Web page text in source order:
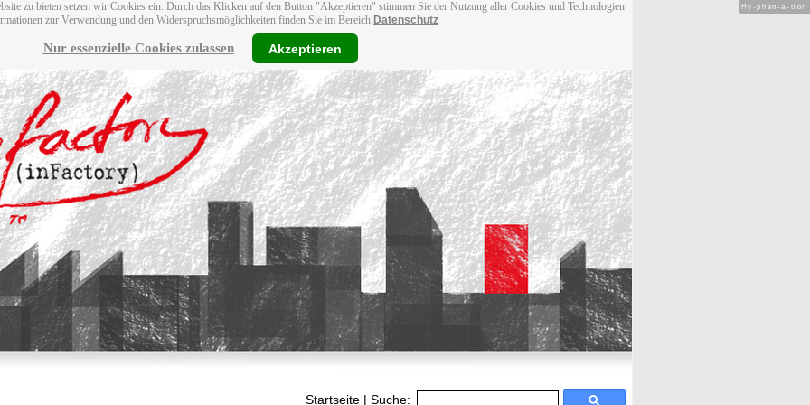
zu bieten setzen wir Cookies ein. Durch das Klicken auf den Button "Akzeptieren" stimmen Sie der Nutzung aller Cookies und Technologien
zur Verwendung und den Widerspruchsmöglichkeiten finden Sie im Bereich Datenschutz
Nur essenzielle Cookies zulassen Akzeptieren
Startseite | Suche:
Hy-phen-a-tion